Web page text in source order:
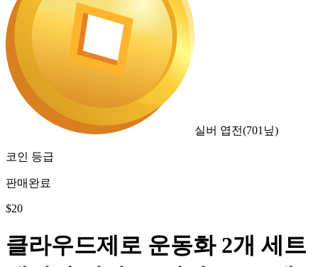
실버 엽전(701 닢)
코인 등급
판매완료
$20
클라우드제로 운동화 2개 세트